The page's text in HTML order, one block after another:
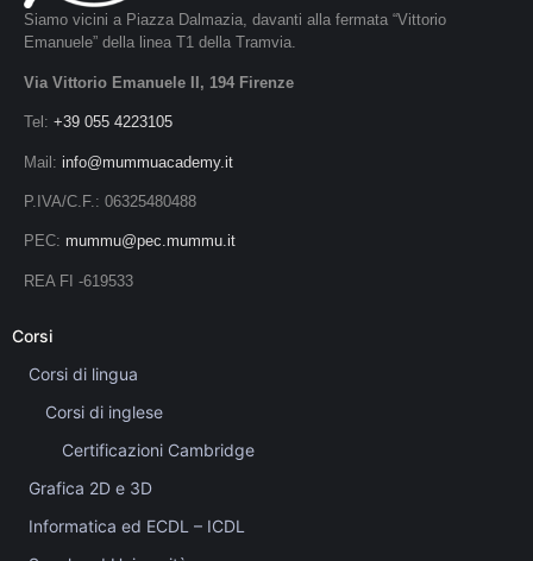
Siamo vicini a Piazza Dalmazia, davanti alla fermata “Vittorio
Emanuele” della linea T1 della Tramvia.
Via Vittorio Emanuele II, 194 Firenze
Tel: +39 055 4223105
Mail: info@mummuacademy.it
P.IVA/C.F.: 06325480488
PEC: mummu@pec.mummu.it
REA FI -619533
Corsi
Corsi di lingua
Corsi di inglese
Certificazioni Cambridge
Grafica 2D e 3D
Informatica ed ECDL – ICDL